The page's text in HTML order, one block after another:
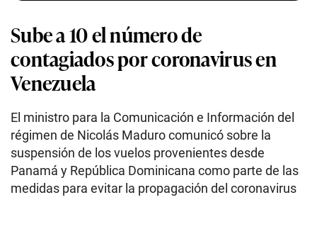
Sube a 10 el número de
contagiados por coronavirus en
Venezuela
El ministro para la Comunicación e Información del
régimen de Nicolás Maduro comunicó sobre la
suspensión de los vuelos provenientes desde
Panamá y República Dominicana como parte de las
medidas para evitar la propagación del coronavirus